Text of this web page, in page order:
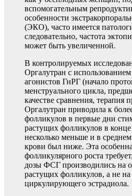
вспомогательным
особенности
(ЭКО), часто имеется
следовательно, частота
может быть увеличенной.
В контролируемых
Оргалутран с
агонистов ГнРГ (начало
менструального цикла,
качестве сравнения, терапия
Оргалутран приводила к
фолликулов в первые дни
растущих фолликулов в
несколько меньше и в
крови был ниже. Эта
фолликулярного роста
дозы ФСГ производились на
растущих фолликулов, а не
циркулирующего эстрадиола.